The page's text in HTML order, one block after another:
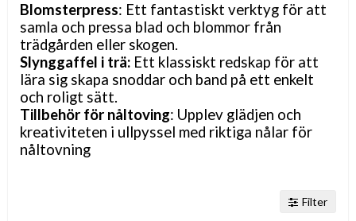
Blomsterpress: Ett fantastiskt verktyg för att
samla och pressa blad och blommor från
trädgården eller skogen.
Slynggaffel i trä: Ett klassiskt redskap för att
lära sig skapa snoddar och band på ett enkelt
och roligt sätt.
Tillbehör för nåltoving: Upplev glädjen och
kreativiteten i ullpyssel med riktiga nålar för
nåltovning
Filter